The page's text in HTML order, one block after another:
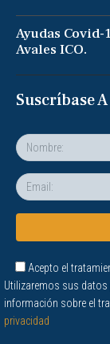
Ayudas Covid-
Avales ICO.
Suscríbase
Acepto el
Utilizaremos sus
información sobre el
privacidad